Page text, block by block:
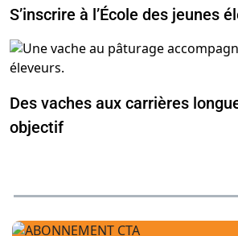
S’inscrire à l’École des jeunes
Des vaches aux carrières
objectif